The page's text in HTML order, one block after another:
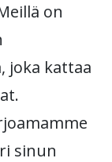
on
joka kattaa
sinun